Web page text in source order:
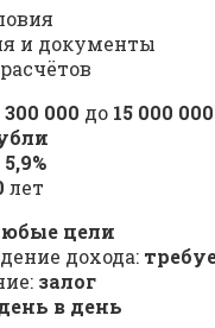
и документы
300 000 до 15 000 000
5,9%
лет
цели
дохода:
залог
в день